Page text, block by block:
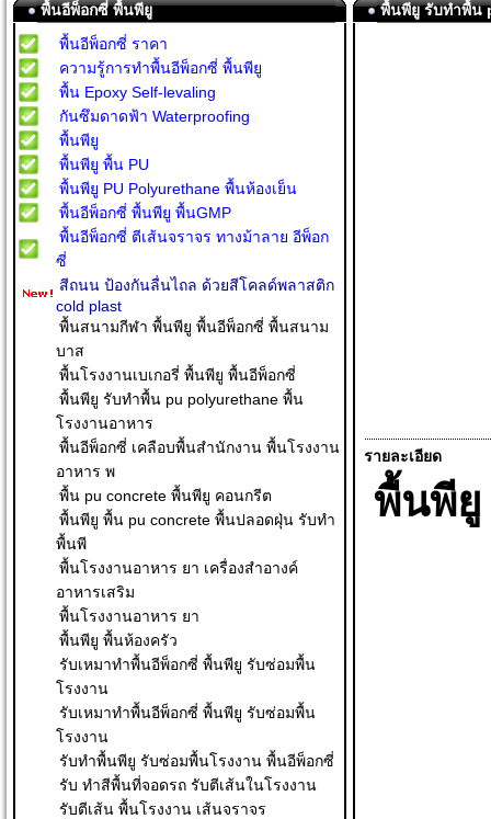
พื้นอีพ็อกซี่ พื้นพียู
พื้นอีพ็อกซี่ ราคา
ความรู้การทำพื้นอีพ็อกซี่ พื้นพียู
พื้น Epoxy Self-levaling
กันซึมดาดฟ้า Waterproofing
พื้นพียู
พื้นพียู พื้น PU
พื้นพียู PU Polyurethane พื้นห้องเย็น
พื้นอีพ็อกซี่ พื้นพียู พื้นGMP
พื้นอีพ็อกซี่ ตีเส้นจราจร ทางม้าลาย อีพ็อก
ซี่
สีถนน ป้องกันลื่นไถล ด้วยสีโคลด์พลาสติก
cold plast
พื้นสนามกีฬา พื้นพียู พื้นอีพ็อกซี่ พื้นสนาม
บาส
พื้นโรงงานเบเกอรี่ พื้นพียู พื้นอีพ็อกซี่
พื้นพียู รับทำพื้น pu polyurethane พื้น
โรงงานอาหาร
พื้นอีพ็อกซี่ เคลือบพื้นสำนักงาน พื้นโรงงาน
อาหาร พ
พื้น pu concrete พื้นพียู คอนกรีต
พื้นพียู พื้น pu concrete พื้นปลอดฝุ่น รับทำ
พื้นพี
พื้นโรงงานอาหาร ยา เครื่องสำอางค์
อาหารเสริม
พื้นโรงงานอาหาร ยา
พื้นพียู พื้นห้องครัว
รับเหมาทำพื้นอีพ็อกซี่ พื้นพียู รับซ่อมพื้น
โรงงาน
รับเหมาทำพื้นอีพ็อกซี่ พื้นพียู รับซ่อมพื้น
โรงงาน
รับทำพื้นพียู รับซ่อมพื้นโรงงาน พื้นอีพ็อกซี่
รับ ทําสีพื้นที่จอดรถ รับตีเส้นในโรงงาน
รับตีเส้น พื้นโรงงาน เส้นจราจร
พื้นพียู รับทำพื้น
รายละเอียด
พื้นพียู